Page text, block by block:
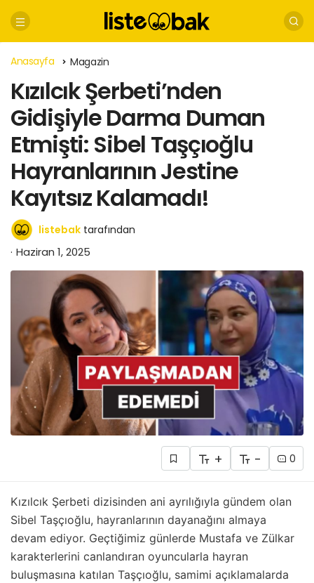
Anasayfa Magazin
Kızılcık Şerbeti’nden
Gidişiyle Darma Duman
Etmişti: Sibel Taşçıoğlu
Hayranlarının Jestine
Kayıtsız Kalamadı!
listebak tarafından
Haziran 1, 2025
+ - 0
Kızılcık Şerbeti dizisinden ani ayrılığıyla gündem olan
Sibel Taşçıoğlu, hayranlarının dayanağını almaya
devam ediyor. Geçtiğimiz günlerde Mustafa ve Zülkar
karakterlerini canlandıran oyuncularla hayran
buluşmasına katılan Taşçıoğlu, samimi açıklamalarda